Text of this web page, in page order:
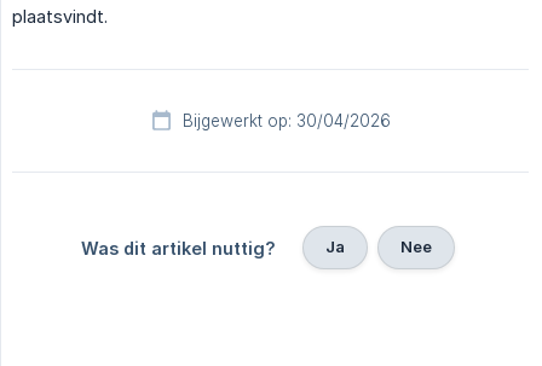
plaatsvindt.
Bijgewerkt op: 30/04/2026
Was dit artikel nuttig? Ja Nee